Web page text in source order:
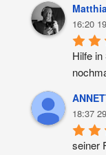
16:20
Hilfe
18:37
seiner